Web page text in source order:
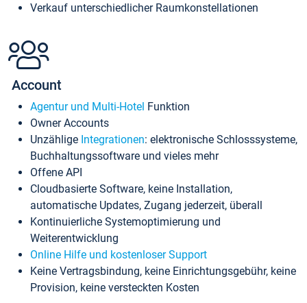
Verkauf unterschiedlicher Raumkonstellationen
Account
Agentur und Multi-Hotel Funktion
Owner Accounts
Unzählige Integrationen: elektronische Schlosssysteme,
Buchhaltungssoftware und vieles mehr
Offene API
Cloudbasierte Software, keine Installation,
automatische Updates, Zugang jederzeit, überall
Kontinuierliche Systemoptimierung und
Weiterentwicklung
Online Hilfe und kostenloser Support
Keine Vertragsbindung, keine Einrichtungsgebühr, keine
Provision, keine versteckten Kosten